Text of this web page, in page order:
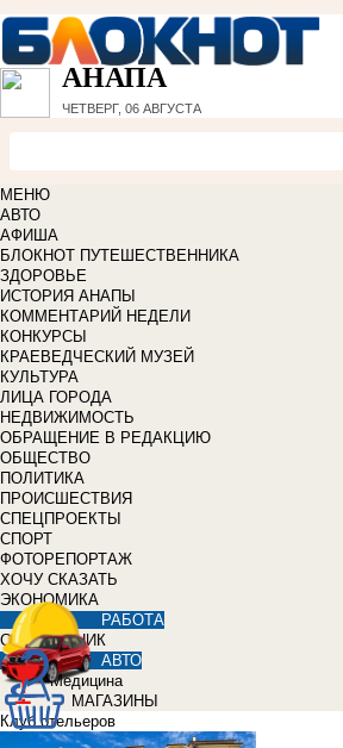
АНАПА
ЧЕТВЕРГ, 06 АВГУСТА
МЕНЮ
АВТО
АФИША
БЛОКНОТ ПУТЕШЕСТВЕННИКА
ЗДОРОВЬЕ
ИСТОРИЯ АНАПЫ
КОММЕНТАРИЙ НЕДЕЛИ
КОНКУРСЫ
КРАЕВЕДЧЕСКИЙ МУЗЕЙ
КУЛЬТУРА
ЛИЦА ГОРОДА
НЕДВИЖИМОСТЬ
ОБРАЩЕНИЕ В РЕДАКЦИЮ
ОБЩЕСТВО
ПОЛИТИКА
ПРОИСШЕСТВИЯ
СПЕЦПРОЕКТЫ
СПОРТ
ФОТОРЕПОРТАЖ
ХОЧУ СКАЗАТЬ
ЭКОНОМИКА
РАБОТА
СПРАВОЧНИК
АВТО
Медицина
МАГАЗИНЫ
Клуб отельеров